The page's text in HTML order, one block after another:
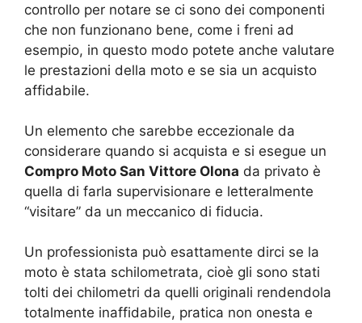
controllo per notare se ci sono dei componenti
che non funzionano bene, come i freni ad
esempio, in questo modo potete anche valutare
le prestazioni della moto e se sia un acquisto
affidabile.
Un elemento che sarebbe eccezionale da
considerare quando si acquista e si esegue un
Compro Moto San Vittore Olona da privato è
quella di farla supervisionare e letteralmente
“visitare” da un meccanico di fiducia.
Un professionista può esattamente dirci se la
moto è stata schilometrata, cioè gli sono stati
tolti dei chilometri da quelli originali rendendola
totalmente inaffidabile, pratica non onesta e